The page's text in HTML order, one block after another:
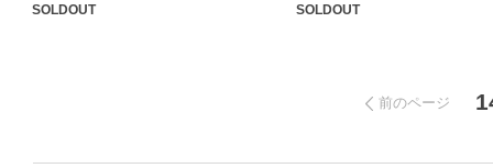
SOLDOUT SOLDOUT
前のページ